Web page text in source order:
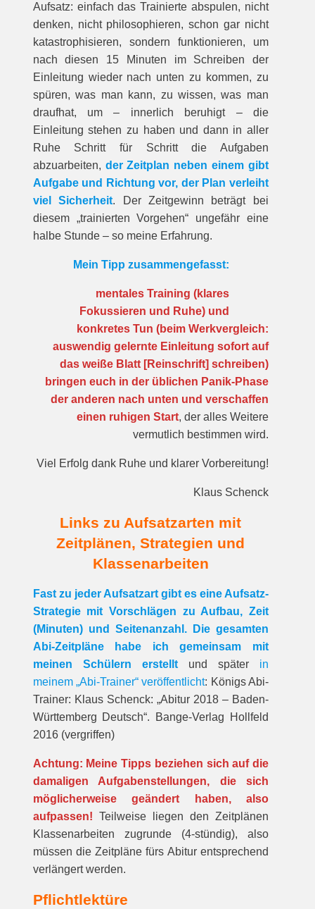
Aufsatz: einfach das Trainierte abspulen, nicht
denken, nicht philosophieren, schon gar nicht
katastrophisieren, sondern funktionieren, um
nach diesen 15 Minuten im Schreiben der
Einleitung wieder nach unten zu kommen, zu
spüren, was man kann, zu wissen, was man
draufhat, um – innerlich beruhigt – die
Einleitung stehen zu haben und dann in aller
Ruhe Schritt für Schritt die Aufgaben
abzuarbeiten, der Zeitplan neben einem gibt
Aufgabe und Richtung vor, der Plan verleiht
viel Sicherheit. Der Zeitgewinn beträgt bei
diesem „trainierten Vorgehen“ ungefähr eine
halbe Stunde – so meine Erfahrung.
Mein Tipp zusammengefasst:
mentales Training (klares
Fokussieren und Ruhe) und
konkretes Tun (beim Werkvergleich:
auswendig gelernte Einleitung sofort auf
das weiße Blatt [Reinschrift] schreiben)
bringen euch in der üblichen Panik-Phase
der anderen nach unten und verschaffen
einen ruhigen Start, der alles Weitere
vermutlich bestimmen wird.
Viel Erfolg dank Ruhe und klarer Vorbereitung!
Klaus Schenck
Links zu Aufsatzarten mit
Zeitplänen, Strategien und
Klassenarbeiten
Fast zu jeder Aufsatzart gibt es eine Aufsatz-
Strategie mit Vorschlägen zu Aufbau, Zeit
(Minuten) und Seitenanzahl. Die gesamten
Abi-Zeitpläne habe ich gemeinsam mit
meinen Schülern erstelltund später in
meinem „Abi-Trainer“ veröffentlicht: Königs Abi-
Trainer: Klaus Schenck: „Abitur 2018 – Baden-
Württemberg Deutsch“. Bange-Verlag Hollfeld
2016 (vergriffen)
Achtung: Meine Tipps beziehen sich auf die
damaligen Aufgabenstellungen, die sich
möglicherweise geändert haben, also
aufpassen! Teilweise liegen den Zeitplänen
Klassenarbeiten zugrunde (4-stündig), also
müssen die Zeitpläne fürs Abitur entsprechend
verlängert werden.
Pflichtlektüre